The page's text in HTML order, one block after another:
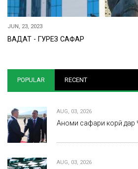
JUN, 23, 2023
ВАҲДАТ - ГУРЕЗ САФАР
POPULAR RECENT
AUG, 03, 2026
Анҷоми сафари корӣ
AUG, 03, 2026